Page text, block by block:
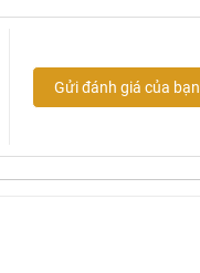
Gửi đánh giá của bạn